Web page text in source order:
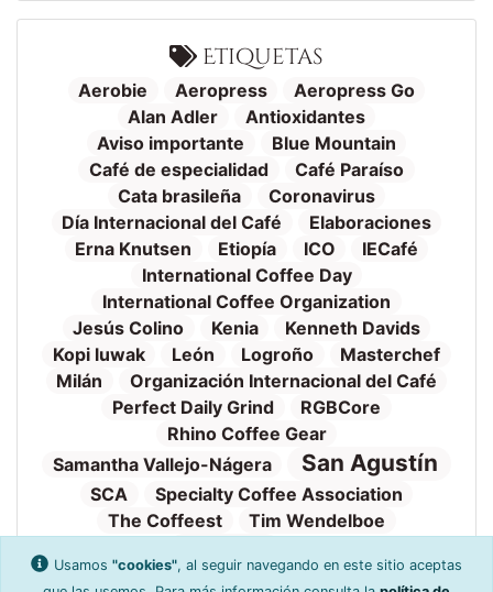
Etiquetas
Aerobie Aeropress
Aeropress Go
Alan Adler
Antioxidantes
Aviso importante
Blue Mountain
Café de especialidad
Café Paraíso
Cata brasileña
Coronavirus
Día Internacional del Café
Elaboraciones
Erna Knutsen
Etiopía ICO
IECafé
International Coffee Day
International Coffee Organization
Jesús Colino
Kenia
Kenneth Davids
Kopi luwak
León Logroño
Masterchef
Milán
Organización Internacional del Café
Perfect Daily Grind
RGBCore
Rhino Coffee Gear
Samantha Vallejo-Nágera
San Agustín
SCA
Specialty Coffee Association
The Coffeest
Tim Wendelboe
Torrefacto
Tueste TVE
Valnalón
WAC
World Aeropress Championship
Usamos "cookies", al seguir navegando en este sitio aceptas